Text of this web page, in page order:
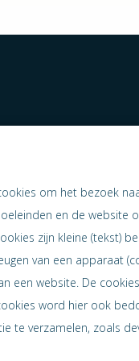
naar samen
om het bezoek
en de website
zijn kleine (tekst)
van een apparaat
een website. De
word hier ook
te verzamelen, zoals